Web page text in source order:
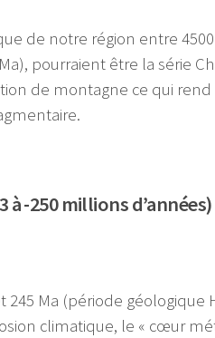
de notre région entre 4500
pourraient être la série
de montagne ce qui
à -250 millions d’années)
245 Ma (période
climatique, le « cœur